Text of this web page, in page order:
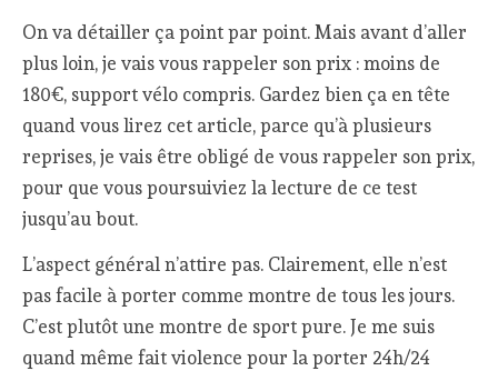
On va détailler ça point par point. Mais avant d’aller
plus loin, je vais vous rappeler son prix : moins de
180€, support vélo compris. Gardez bien ça en tête
quand vous lirez cet article, parce qu’à plusieurs
reprises, je vais être obligé de vous rappeler son prix,
pour que vous poursuiviez la lecture de ce test
jusqu’au bout.
L’aspect général n’attire pas. Clairement, elle n’est
pas facile à porter comme montre de tous les jours.
C’est plutôt une montre de sport pure. Je me suis
quand même fait violence pour la porter 24h/24